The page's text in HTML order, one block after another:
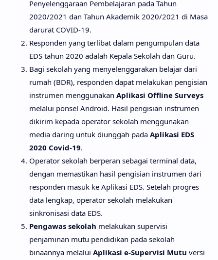
Penyelenggaraan Pembelajaran pada Tahun
2020/2021 dan Tahun Akademik 2020/2021 di Masa
darurat COVID-19.
Responden yang terlibat dalam pengumpulan data
EDS tahun 2020 adalah Kepala Sekolah dan Guru.
Bagi sekolah yang menyelenggarakan belajar dari
rumah (BDR), responden dapat melakukan pengisian
instrumen menggunakan Aplikasi Offline Surveys
melalui ponsel Android. Hasil pengisian instrumen
dikirim kepada operator sekolah menggunakan
media daring untuk diunggah pada Aplikasi EDS
2020 Covid-19.
Operator sekolah berperan sebagai terminal data,
dengan memastikan hasil pengisian instrumen dari
responden masuk ke Aplikasi EDS. Setelah progres
data lengkap, operator sekolah melakukan
sinkronisasi data EDS.
Pengawas sekolah melakukan supervisi
penjaminan mutu pendidikan pada sekolah
binaannya melalui Aplikasi e-Supervisi Mutu versi